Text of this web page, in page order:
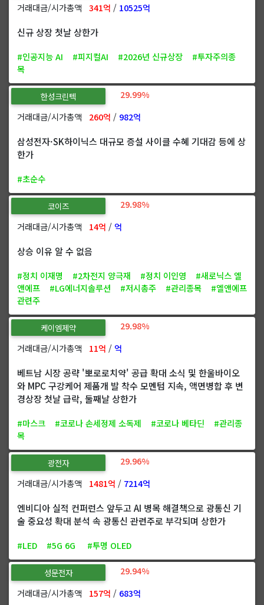
거래대금/시가총액 341억 / 10525억
신규 상장 첫날 상한가
#인공지능 AI #피지컬AI #2026년 신규상장
#투자주의종
목
한성크린텍
29.99%
거래대금/시가총액 260억 / 982억
삼성전자·SK하이닉스 대규모 증설 사이클 수혜 기대감 등에 상
한가
#초순수
코이즈
29.98%
거래대금/시가총액 14억 /억
상승 이유 알 수 없음
#정치 이재명 #2차전지 양극재 #정치 이인영
#새로닉스 엘
앤에프
#LG에너지솔루션 #저시총주 #관리종목
#엘앤에프
관련주
케이엠제약
29.98%
거래대금/시가총액 11억 /억
베트남 시장 공략 '뽀로로치약' 공급 확대 소식 및 한울바이오
와 MPC 구강케어 제품개 발 착수 모멘텀 지속, 액면병합 후 변
경상장 첫날 급락, 둘째날 상한가
#마스크 #코로나 손세정제 소독제 #코로나 베타딘
#관리종
목
광전자
29.96%
거래대금/시가총액 1481억 / 7214억
엔비디아 실적 컨퍼런스 앞두고 AI 병목 해결책으로 광통신 기
술 중요성 확대 분석 속 광통신 관련주로 부각되며 상한가
#LED #5G 6G #투명 OLED
성문전자
29.94%
거래대금/시가총액 157억 / 683억